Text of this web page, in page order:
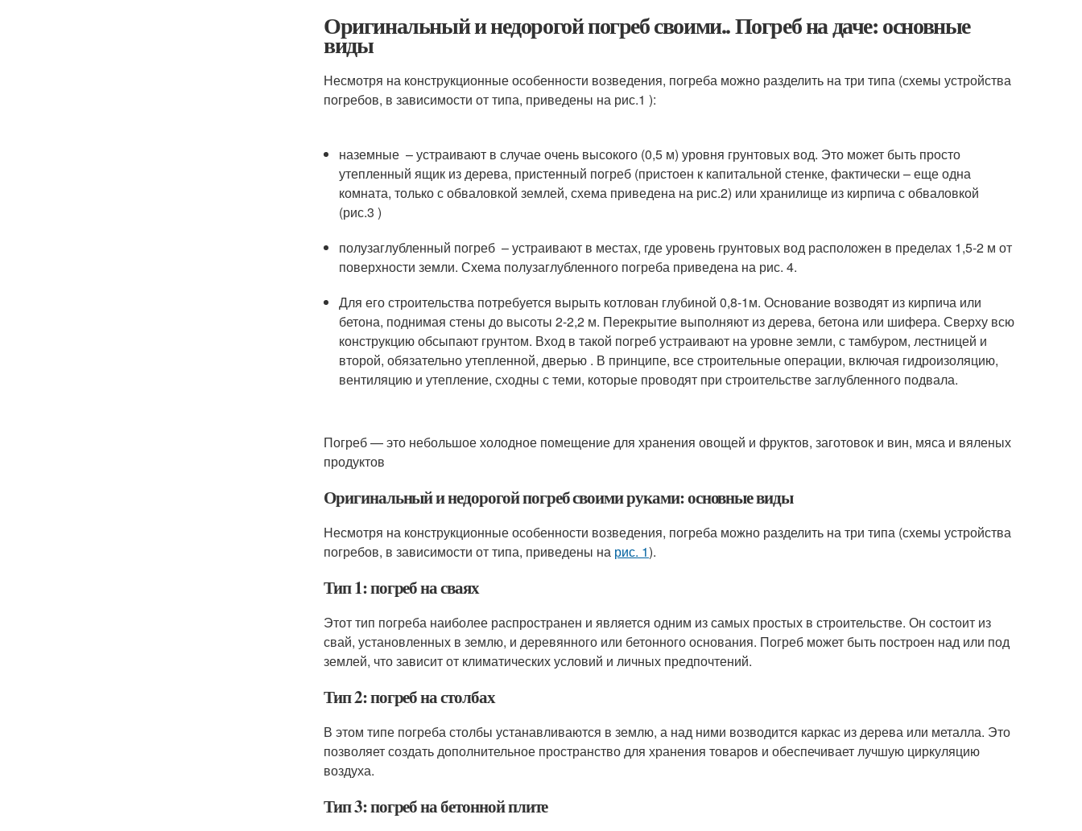
Оригинальный и недорогой погреб своими.. Погреб на даче: основные
виды
Несмотря на конструкционные особенности возведения, погреба можно разделить на три типа (схемы устройства
погребов, в зависимости от типа, приведены на рис.1 ):
наземные – устраивают в случае очень высокого (0,5 м) уровня грунтовых вод. Это может быть просто
утепленный ящик из дерева, пристенный погреб (пристоен к капитальной стенке, фактически – еще одна
комната, только с обваловкой землей, схема приведена на рис.2) или хранилище из кирпича с обваловкой
(рис.3 )
полузаглубленный погреб – устраивают в местах, где уровень грунтовых вод расположен в пределах 1,5-2 м от
поверхности земли. Схема полузаглубленного погреба приведена на рис. 4.
Для его строительства потребуется вырыть котлован глубиной 0,8-1м. Основание возводят из кирпича или
бетона, поднимая стены до высоты 2-2,2 м. Перекрытие выполняют из дерева, бетона или шифера. Сверху всю
конструкцию обсыпают грунтом. Вход в такой погреб устраивают на уровне земли, с тамбуром, лестницей и
второй, обязательно утепленной, дверью . В принципе, все строительные операции, включая гидроизоляцию,
вентиляцию и утепление, сходны с теми, которые проводят при строительстве заглубленного подвала.
Погреб — это небольшое холодное помещение для хранения овощей и фруктов, заготовок и вин, мяса и вяленых
продуктов
Оригинальный и недорогой погреб своими руками: основные виды
Несмотря на конструкционные особенности возведения, погреба можно разделить на три типа (схемы устройства
погребов, в зависимости от типа, приведены на рис. 1).
Тип 1: погреб на сваях
Этот тип погреба наиболее распространен и является одним из самых простых в строительстве. Он состоит из
свай, установленных в землю, и деревянного или бетонного основания. Погреб может быть построен над или под
землей, что зависит от климатических условий и личных предпочтений.
Тип 2: погреб на столбах
В этом типе погреба столбы устанавливаются в землю, а над ними возводится каркас из дерева или металла. Это
позволяет создать дополнительное пространство для хранения товаров и обеспечивает лучшую циркуляцию
воздуха.
Тип 3: погреб на бетонной плите